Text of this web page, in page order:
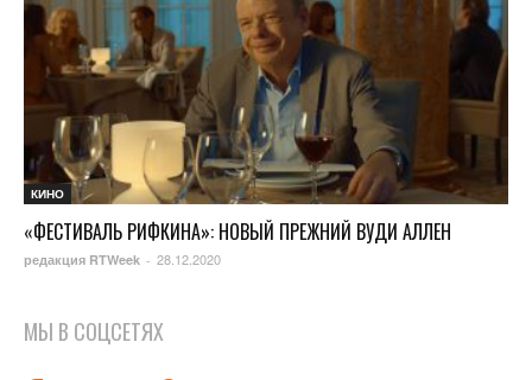
КИНО
«ФЕСТИВАЛЬ РИФКИНА»: НОВЫЙ ПРЕЖНИЙ ВУДИ АЛЛЕН
редакция RTWeek - 28.12.2020
МЫ В СОЦСЕТЯХ